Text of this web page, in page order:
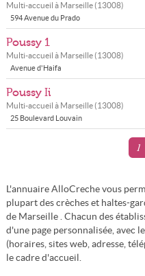
Multi-accueil à Marseille(13008)
594 Avenue du Prado
Poussy 1
Multi-accueil à Marseille(13008)
Avenue d'Haifa
Poussy Ii
Multi-accueil à Marseille(13008)
25 Boulevard Louvain
1
L'annuaire AlloCreche vous
plupart des crèches et haltes-
de Marseille . Chacun des
d'une page personnalisée, avec
(horaires, sites web, adresse,
le cadre d'accueil.